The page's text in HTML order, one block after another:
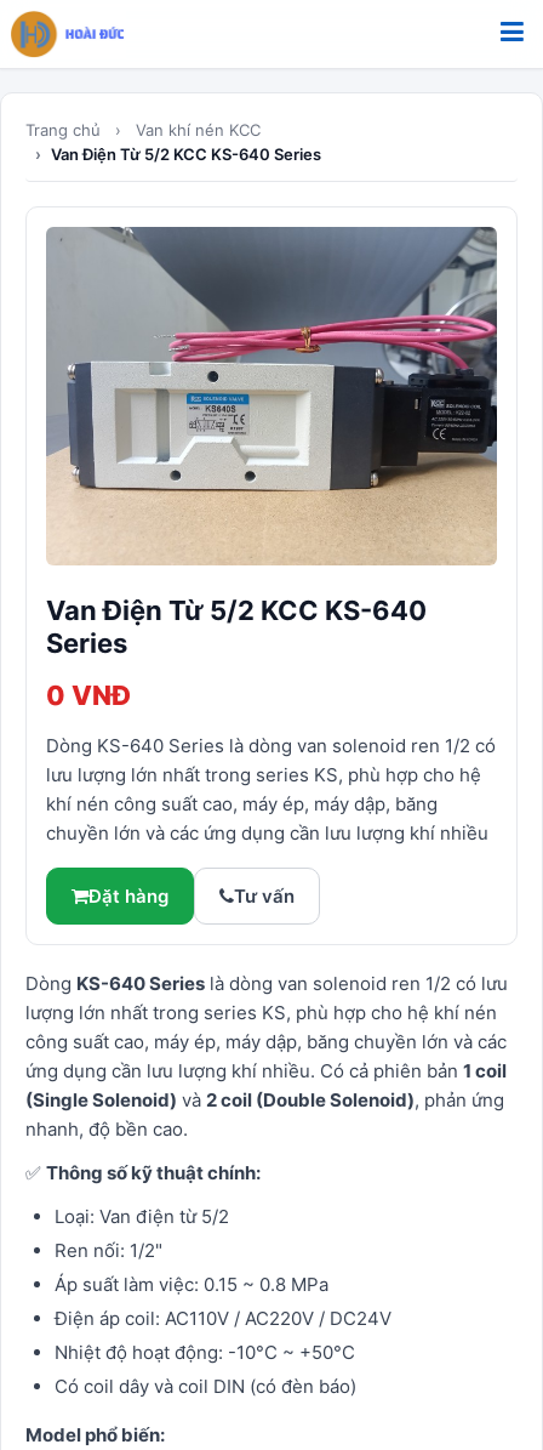
Trang chủ
Van khí nén KCC
Van Điện Từ 5/2 KCC KS-640 Series
Van Điện Từ 5/2 KCC KS-640
Series
0 VNĐ
Dòng KS-640 Series là dòng van solenoid ren 1/2 có
lưu lượng lớn nhất trong series KS, phù hợp cho hệ
khí nén công suất cao, máy ép, máy dập, băng
chuyền lớn và các ứng dụng cần lưu lượng khí nhiều
Đặt hàng Tư vấn
Dòng KS-640 Series là dòng van solenoid ren 1/2 có lưu
lượng lớn nhất trong series KS, phù hợp cho hệ khí nén
công suất cao, máy ép, máy dập, băng chuyền lớn và các
ứng dụng cần lưu lượng khí nhiều. Có cả phiên bản 1 coil
(Single Solenoid) và 2 coil (Double Solenoid), phản ứng
nhanh, độ bền cao.
✅ Thông số kỹ thuật chính:
Loại: Van điện từ 5/2
Ren nối: 1/2"
Áp suất làm việc: 0.15 ~ 0.8 MPa
Điện áp coil: AC110V / AC220V / DC24V
Nhiệt độ hoạt động: -10°C ~ +50°C
Có coil dây và coil DIN (có đèn báo)
Model phổ biến: